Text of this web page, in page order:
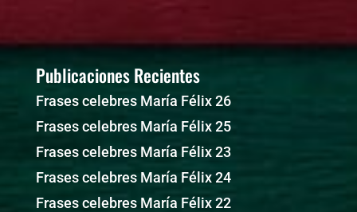
Publicaciones Recientes
Frases celebres María Félix 26
Frases celebres María Félix 25
Frases celebres María Félix 23
Frases celebres María Félix 24
Frases celebres María Félix 22